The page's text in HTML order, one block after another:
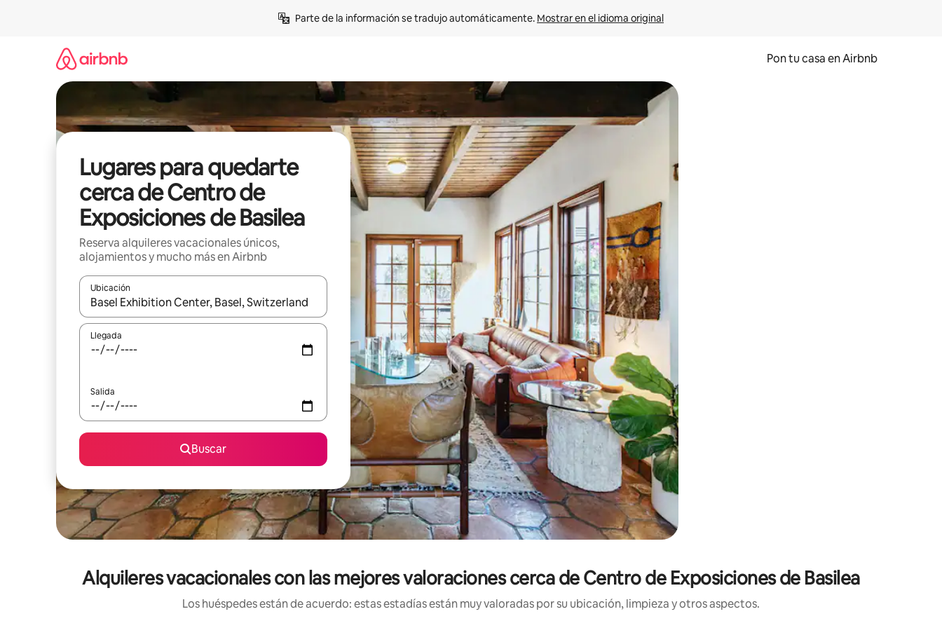
Parte de la información se tradujo automáticamente. Mostrar en el idioma original
Pon tu casa en Airbnb
Lugares para quedarte
cerca de Centro de
Exposiciones de Basilea
Reserva alquileres vacacionales únicos,
alojamientos y mucho más en Airbnb
Ubicación
Cuando los resultados estén disponibles, navega con las teclas de flecha hacia arriba y hacia abajo o explora con el tacto o desliza el dedo.
Llegada
Salida
Buscar
Alquileres vacacionales con las mejores valoraciones cerca de Centro de Exposiciones de Basilea
Los huéspedes están de acuerdo: estas estadías están muy valoradas por su ubicación, limpieza y otros aspectos.